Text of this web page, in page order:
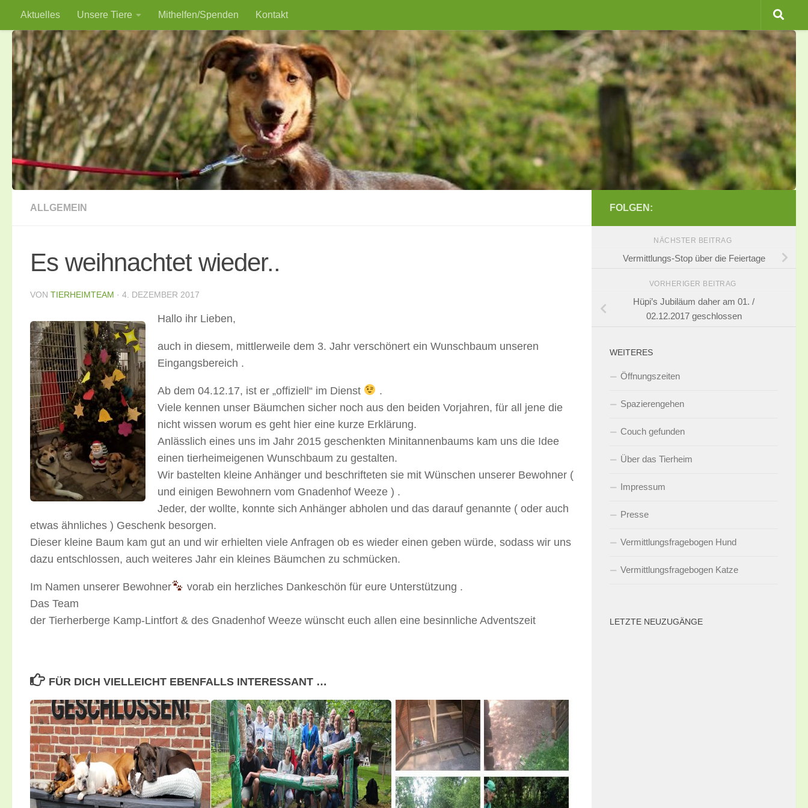
Zum Inhalt springen
Aktuelles Unsere Tiere Mithelfen/Spenden Kontakt
ALLGEMEIN
Es weihnachtet wieder..
VON TIERHEIMTEAM · 4. DEZEMBER 2017
Hallo ihr Lieben,
auch in diesem, mittlerweile dem 3. Jahr verschönert ein Wunschbaum unseren
Eingangsbereich .
Ab dem 04.12.17, ist er „offiziell“ im Dienst
.
Viele kennen unser Bäumchen sicher noch aus den beiden Vorjahren, für all jene die
nicht wissen worum es geht hier eine kurze Erklärung.
Anlässlich eines uns im Jahr 2015 geschenkten Minitannenbaums kam uns die Idee
einen tierheimeigenen Wunschbaum zu gestalten.
Wir bastelten kleine Anhänger und beschrifteten sie mit Wünschen unserer Bewohner (
und einigen Bewohnern vom Gnadenhof Weeze ) .
Jeder, der wollte, konnte sich Anhänger abholen und das darauf genannte ( oder auch
etwas ähnliches ) Geschenk besorgen.
Dieser kleine Baum kam gut an und wir erhielten viele Anfragen ob es wieder einen geben würde, sodass wir uns
dazu entschlossen, auch weiteres Jahr ein kleines Bäumchen zu schmücken.
Im Namen unserer Bewohner
vorab ein herzliches Dankeschön für eure Unterstützung .
Das Team
der Tierherberge Kamp-Lintfort & des Gnadenhof Weeze wünscht euch allen eine besinnliche Adventszeit
FÜR DICH VIELLEICHT EBENFALLS INTERESSANT …
FOLGEN:
NÄCHSTER BEITRAG
Vermittlungs-Stop über die Feiertage
VORHERIGER BEITRAG
Hüpi’s Jubiläum daher am 01. /
02.12.2017 geschlossen
WEITERES
Öffnungszeiten
Spazierengehen
Couch gefunden
Über das Tierheim
Impressum
Presse
Vermittlungsfragebogen Hund
Vermittlungsfragebogen Katze
LETZTE NEUZUGÄNGE